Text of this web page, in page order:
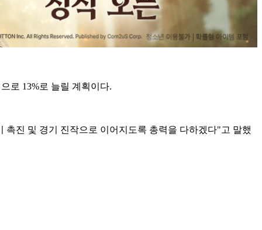
로 13%로 늘릴 계획이다.
진 및 경기 진작으로 이어지도록 총력을 다하겠다"고 말했